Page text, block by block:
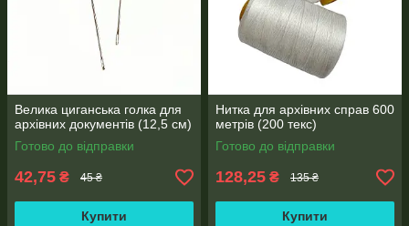
Велика циганська голка для
архівних документів (12,5 см)
Готово до відправки
42,75 ₴ 45 ₴
Купити
Нитка для архівних справ 600
метрів (200 текс)
Готово до відправки
128,25 ₴ 135 ₴
Купити